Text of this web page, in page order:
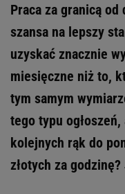
Praca za granicą
szansa na lepszy
uzyskać znacznie
miesięczne niż to,
tym samym
tego typu
kolejnych rąk do
złotych za